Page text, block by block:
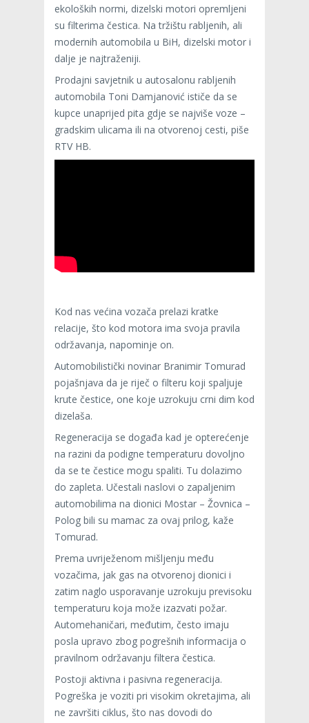
ekoloških normi, dizelski motori opremljeni
su filterima čestica. Na tržištu rabljenih, ali
modernih automobila u BiH, dizelski motor i
dalje je najtraženiji.
Prodajni savjetnik u autosalonu rabljenih
automobila Toni Damjanović ističe da se
kupce unaprijed pita gdje se najviše voze –
gradskim ulicama ili na otvorenoj cesti, piše
RTV HB.
Kod nas većina vozača prelazi kratke
relacije, što kod motora ima svoja pravila
održavanja, napominje on.
Automobilistički novinar Branimir Tomurad
pojašnjava da je riječ o filteru koji spaljuje
krute čestice, one koje uzrokuju crni dim kod
dizelaša.
Regeneracija se događa kad je opterećenje
na razini da podigne temperaturu dovoljno
da se te čestice mogu spaliti. Tu dolazimo
do zapleta. Učestali naslovi o zapaljenim
automobilima na dionici Mostar – Žovnica –
Polog bili su mamac za ovaj prilog, kaže
Tomurad.
Prema uvriježenom mišljenju među
vozačima, jak gas na otvorenoj dionici i
zatim naglo usporavanje uzrokuju previsoku
temperaturu koja može izazvati požar.
Automehaničari, međutim, često imaju
posla upravo zbog pogrešnih informacija o
pravilnom održavanju filtera čestica.
Postoji aktivna i pasivna regeneracija.
Pogreška je voziti pri visokim okretajima, ali
ne završiti ciklus, što nas dovodi do